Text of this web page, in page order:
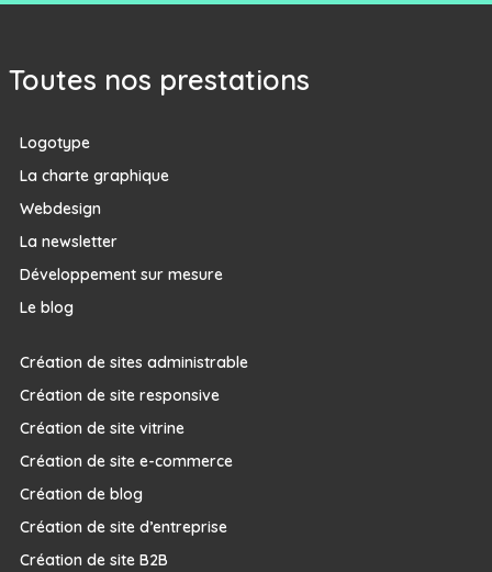
Toutes nos prestations
Logotype
La charte graphique
Webdesign
La newsletter
Développement sur mesure
Le blog
Création de sites administrable
Création de site responsive
Création de site vitrine
Création de site e-commerce
Création de blog
Création de site d’entreprise
Création de site B2B